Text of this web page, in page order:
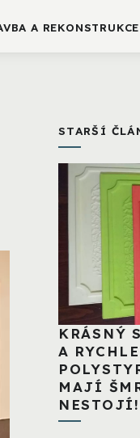
A REKONSTRUKCE
STARŠÍ
KRÁSNÝ
A
MAJÍ
NESTOJÍ!